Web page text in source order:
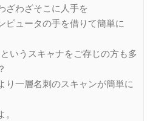
ざわざそこに人手を
ピュータの手を借りて簡単に
というスキャナをご存じの方も多
り一層名刺のスキャンが簡単に